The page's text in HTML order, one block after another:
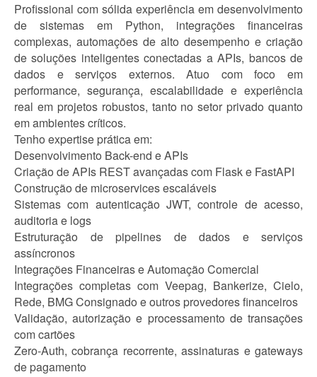
Profissional com sólida experiência em desenvolvimento
de sistemas em Python, integrações financeiras
complexas, automações de alto desempenho e criação
de soluções inteligentes conectadas a APIs, bancos de
dados e serviços externos. Atuo com foco em
performance, segurança, escalabilidade e experiência
real em projetos robustos, tanto no setor privado quanto
em ambientes críticos.
Tenho expertise prática em:
Desenvolvimento Back-end e APIs
Criação de APIs REST avançadas com Flask e FastAPI
Construção de microservices escaláveis
Sistemas com autenticação JWT, controle de acesso,
auditoria e logs
Estruturação de pipelines de dados e serviços
assíncronos
Integrações Financeiras e Automação Comercial
Integrações completas com Veepag, Bankerize, Cielo,
Rede, BMG Consignado e outros provedores financeiros
Validação, autorização e processamento de transações
com cartões
Zero-Auth, cobrança recorrente, assinaturas e gateways
de pagamento